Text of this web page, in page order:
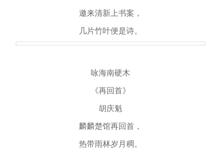
邀来清新上书案，
几片竹叶便是诗。
咏海南硬木
《再回首》
胡庆魁
麟麟楚馆再回首，
热带雨林岁月稠。